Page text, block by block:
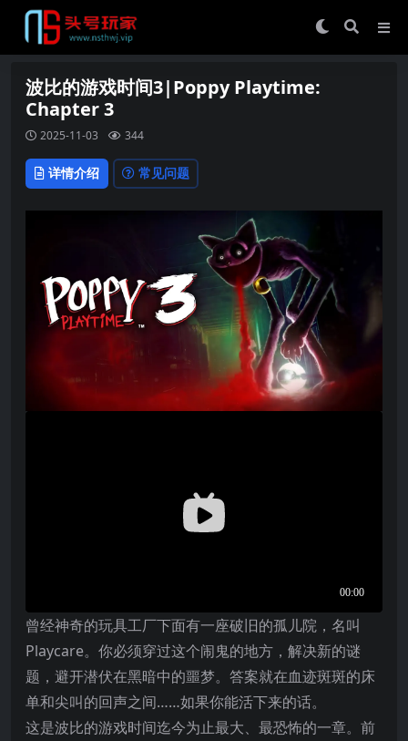
波比的游戏时间3|Poppy Playtime:
Chapter 3
2025-11-03 344
详情介绍 常见问题
曾经神奇的玩具工厂下面有一座破旧的孤儿院，名叫
Playcare。你必须穿过这个闹鬼的地方，解决新的谜
题，避开潜伏在黑暗中的噩梦。答案就在血迹斑斑的床
单和尖叫的回声之间……如果你能活下来的话。
这是波比的游戏时间迄今为止最大、最恐怖的一章。前